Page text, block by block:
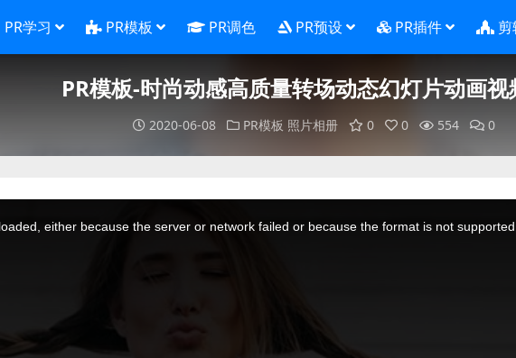
PR学习 PR模板 PR调色 PR预设 PR插件
PR模板-时尚动感高质量转场动态幻灯片动画视
2020-06-08 PR模板 照片相册 0 0 554 0
either because the server or network failed or because the format is not supported.